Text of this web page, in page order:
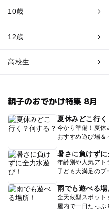
10歳
12歳
高校生
親子のおでかけ特集 8月
夏休みどこ行く
今から準備！夏休
おすすめ遊び場＆
暑さに負けずに
年齢別や人気アト
子ども大満足のプ
雨でも遊べる場
全天候型スポット
屋内で一日たっぷ